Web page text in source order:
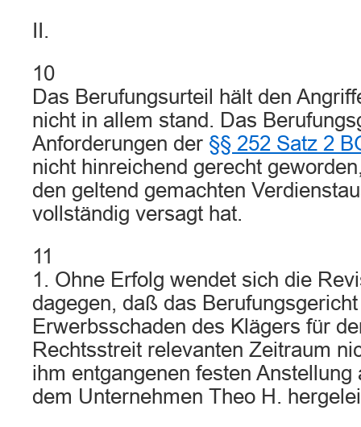
II.
10
Das Berufungsurteil hält den
nicht in allem stand. Das
Anforderungen der §§ 252 Satz 2
nicht hinreichend gerecht
den geltend gemachten
vollständig versagt hat.
11
1. Ohne Erfolg wendet sich die
dagegen, daß das
Erwerbsschaden des Klägers für
Rechtsstreit relevanten Zeitraum
ihm entgangenen festen Anstellung
dem Unternehmen Theo H.